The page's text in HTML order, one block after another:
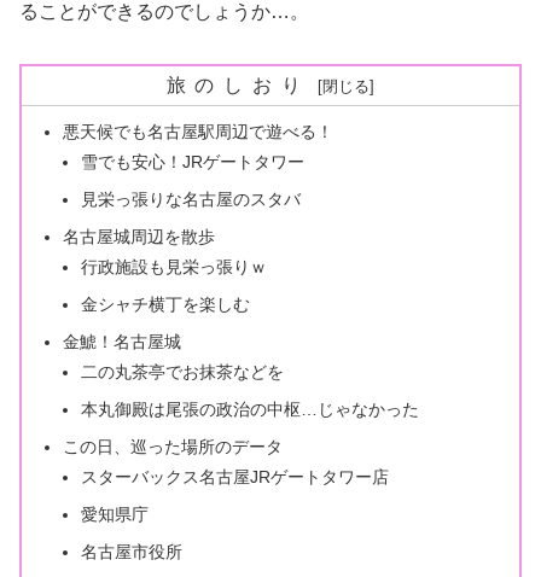
ることができるのでしょうか…。
旅のしおり
悪天候でも名古屋駅周辺で遊べる！
雪でも安心！JRゲートタワー
見栄っ張りな名古屋のスタバ
名古屋城周辺を散歩
行政施設も見栄っ張りｗ
金シャチ横丁を楽しむ
金鯱！名古屋城
二の丸茶亭でお抹茶などを
本丸御殿は尾張の政治の中枢…じゃなかった
この日、巡った場所のデータ
スターバックス名古屋JRゲートタワー店
愛知県庁
名古屋市役所